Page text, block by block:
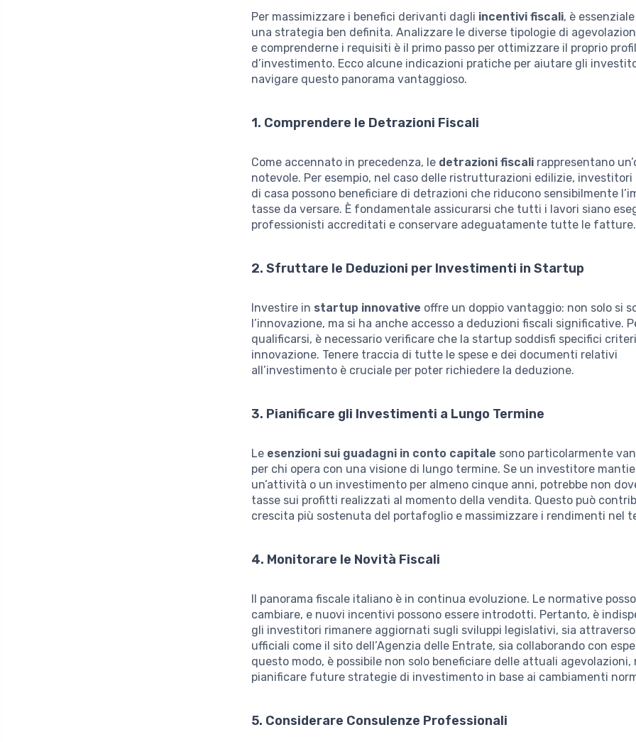
Per massimizzare i benefici derivanti dagli incentivi fiscali, è
una strategia ben definita. Analizzare le diverse tipologie di
e comprenderne i requisiti è il primo passo per ottimizzare il proprio
d’investimento. Ecco alcune indicazioni pratiche per aiutare gli
navigare questo panorama vantaggioso.
1. Comprendere le Detrazioni Fiscali
Come accennato in precedenza, le detrazioni fiscali rappresentano
notevole. Per esempio, nel caso delle ristrutturazioni edilizie, investitori
di casa possono beneficiare di detrazioni che riducono sensibilmente
tasse da versare. È fondamentale assicurarsi che tutti i lavori siano
professionisti accreditati e conservare adeguatamente tutte le fatture.
2. Sfruttare le Deduzioni per Investimenti in Startup
Investire in startup innovative offre un doppio vantaggio: non solo si
l’innovazione, ma si ha anche accesso a deduzioni fiscali significative.
qualificarsi, è necessario verificare che la startup soddisfi specifici
innovazione. Tenere traccia di tutte le spese e dei documenti relativi
all’investimento è cruciale per poter richiedere la deduzione.
3. Pianificare gli Investimenti a Lungo Termine
Le esenzioni sui guadagni in conto capitale sono particolarmente
per chi opera con una visione di lungo termine. Se un investitore
un’attività o un investimento per almeno cinque anni, potrebbe non
tasse sui profitti realizzati al momento della vendita. Questo può
crescita più sostenuta del portafoglio e massimizzare i rendimenti nel
4. Monitorare le Novità Fiscali
Il panorama fiscale italiano è in continua evoluzione. Le normative
cambiare, e nuovi incentivi possono essere introdotti. Pertanto, è
gli investitori rimanere aggiornati sugli sviluppi legislativi, sia
ufficiali come il sito dell’Agenzia delle Entrate, sia collaborando con
questo modo, è possibile non solo beneficiare delle attuali agevolazioni,
pianificare future strategie di investimento in base ai cambiamenti
5. Considerare Consulenze Professionali